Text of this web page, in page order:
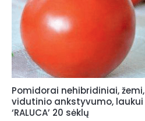
Pomidorai nehibridiniai, žemi,
vidutinio ankstyvumo, laukui
‘RALUCA’ 20 sėklų